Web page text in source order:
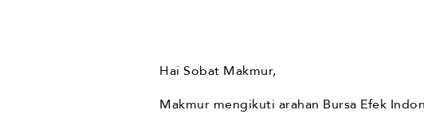
Hai Sobat Makmur,
Makmur mengikuti arahan Bursa Efek